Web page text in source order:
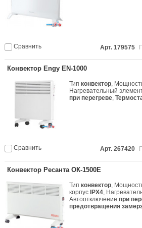
Сравнить Арт. 179575
Конвектор Engy EN-1000
Типконвектор,
Нагревательный
при перегреве,
Сравнить Арт. 267420
Конвектор Ресанта ОК-1500Е
Типконвектор,
корпус IPX4,
Автоотключениепри
предотвращения